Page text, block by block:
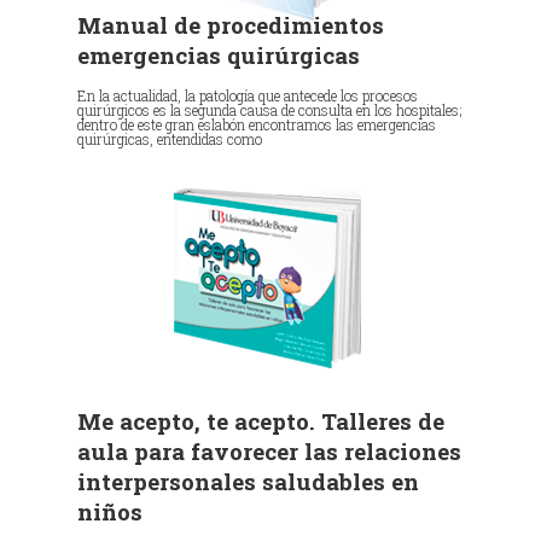
Manual de procedimientos
emergencias quirúrgicas
En la actualidad, la patología que antecede los procesos
quirúrgicos es la segunda causa de consulta en los hospitales;
dentro de este gran eslabón encontramos las emergencias
quirúrgicas, entendidas como
Me acepto, te acepto. Talleres de
aula para favorecer las relaciones
interpersonales saludables en
niños